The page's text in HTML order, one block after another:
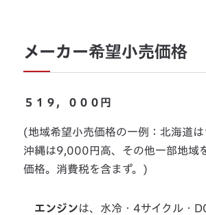
メーカー希望小売価格
５１９，０００円
(地域希望小売価格の一例：北海道
沖縄は9,000円高、その他一部地域
価格。消費税を含まず。)
エンジンは、水冷・4サイクル・